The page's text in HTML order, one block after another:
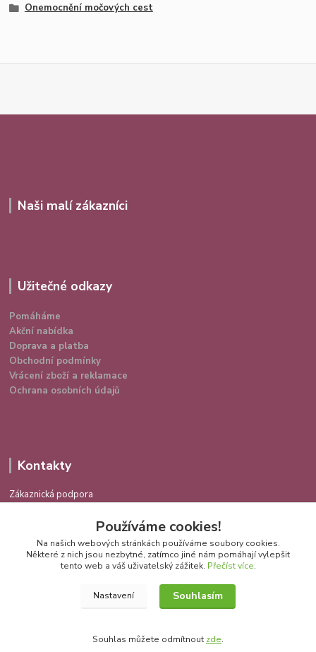
Onemocnění močových cest
Naši malí zákazníci
Užitečné odkazy
Pomáháme
Akční nabídka
Doprava a platba
Obchodní podmínky
Vrácení zboží a reklamace
Ochrana osobních údajů
Kontakty
Zákaznická podpora
info@spokojenakocka.cz
Používáme cookies!
Na našich webových stránkách používáme soubory cookies.
Některé z nich jsou nezbytné, zatímco jiné nám pomáhají vylepšit
tento web a váš uživatelský zážitek. Přečíst více.
Nastavení Souhlasím
Souhlas můžete odmítnout zde.